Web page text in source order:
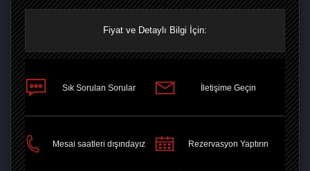
Fiyat ve Detaylı Bilgi İçin:
Sık Sorulan Sorular İletişime Geçin
Mesai saatleri dışındayız Rezervasyon Yaptırın